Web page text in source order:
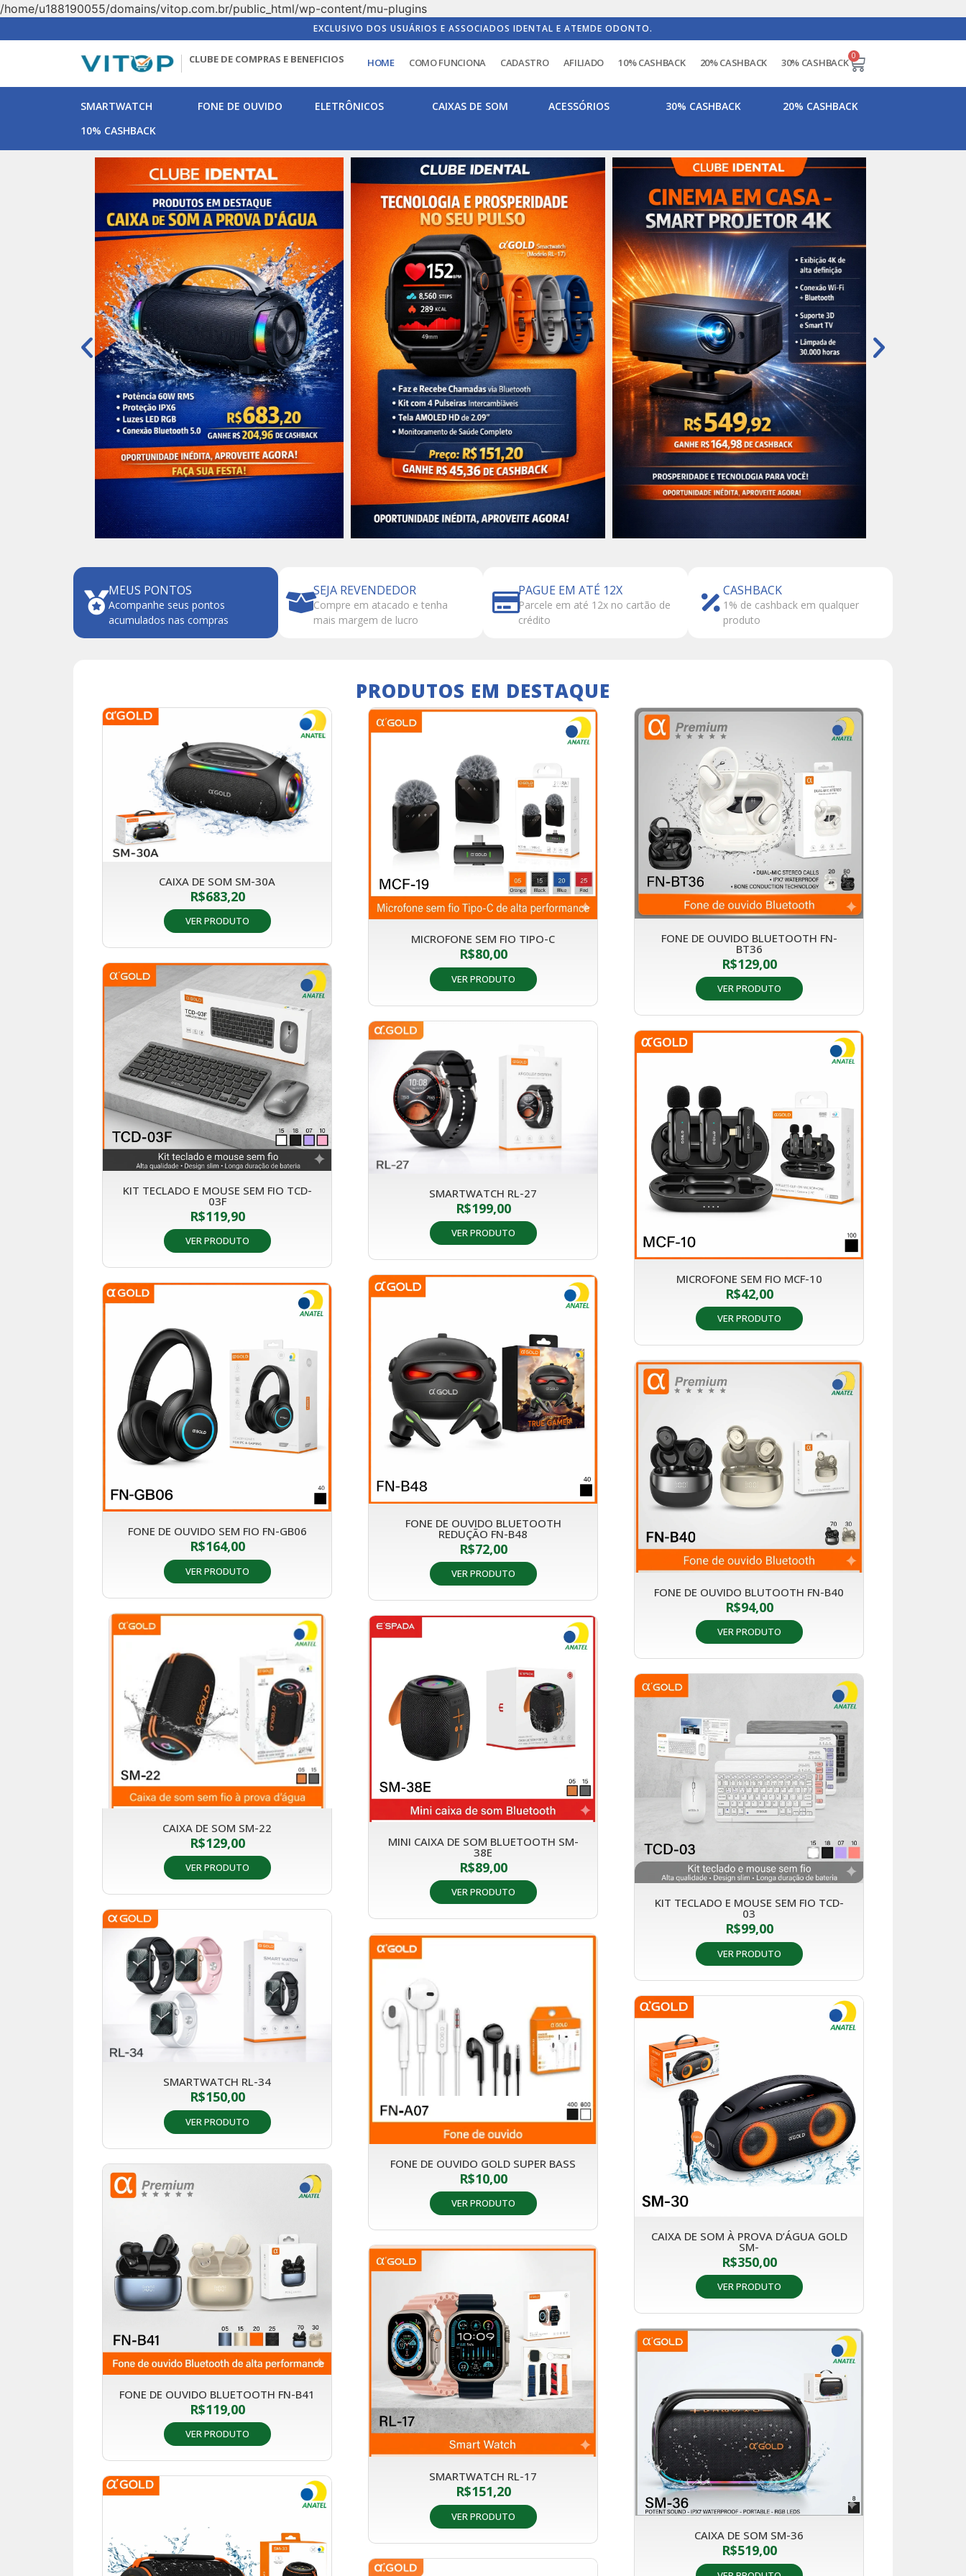
/home/u188190055/domains/vitop.com.br/public_html/wp-content/mu-plugins
EXCLUSIVO DOS USUÁRIOS E ASSOCIADOS IDENTAL E ATEMDE ODONTO.
CLUBE DE COMPRAS E BENEFICIOS HOME COMO FUNCIONA CADASTRO AFILIADO 10% CASHBACK 20% CASHBACK 30% CASHBACK
0
SMARTWATCH FONE DE OUVIDO ELETRÔNICOS CAIXAS DE SOM ACESSÓRIOS 30% CASHBACK
20% CASHBACK
10% CASHBACK
MEUS PONTOS
Acompanhe seus pontos
acumulados nas compras
SEJA REVENDEDOR
Compre em atacado e tenha
mais margem de lucro
PAGUE EM ATÉ 12X
Parcele em até 12x no cartão de
crédito
CASHBACK
1% de cashback em qualquer
produto
PRODUTOS EM DESTAQUE
CAIXA DE SOM SM-30A
R$683,20
VER PRODUTO
MICROFONE SEM FIO TIPO-C
R$80,00
VER PRODUTO
FONE DE OUVIDO BLUETOOTH FN-
BT36
R$129,00
VER PRODUTO
KIT TECLADO E MOUSE SEM FIO TCD-
03F
R$119,90
VER PRODUTO
SMARTWATCH RL-27
R$199,00
VER PRODUTO
MICROFONE SEM FIO MCF-10
R$42,00
VER PRODUTO
FONE DE OUVIDO SEM FIO FN-GB06
R$164,00
VER PRODUTO
FONE DE OUVIDO BLUETOOTH
REDUÇÃO FN-B48
R$72,00
VER PRODUTO
FONE DE OUVIDO BLUTOOTH FN-B40
R$94,00
VER PRODUTO
CAIXA DE SOM SM-22
R$129,00
VER PRODUTO
MINI CAIXA DE SOM BLUETOOTH SM-
38E
R$89,00
VER PRODUTO
KIT TECLADO E MOUSE SEM FIO TCD-
03
R$99,00
VER PRODUTO
SMARTWATCH RL-34
R$150,00
VER PRODUTO
FONE DE OUVIDO GOLD SUPER BASS
R$10,00
VER PRODUTO
CAIXA DE SOM À PROVA D’ÁGUA GOLD
SM-
R$350,00
VER PRODUTO
FONE DE OUVIDO BLUETOOTH FN-B41
R$119,00
VER PRODUTO
SMARTWATCH RL-17
R$151,20
VER PRODUTO
CAIXA DE SOM SM-36
R$519,00